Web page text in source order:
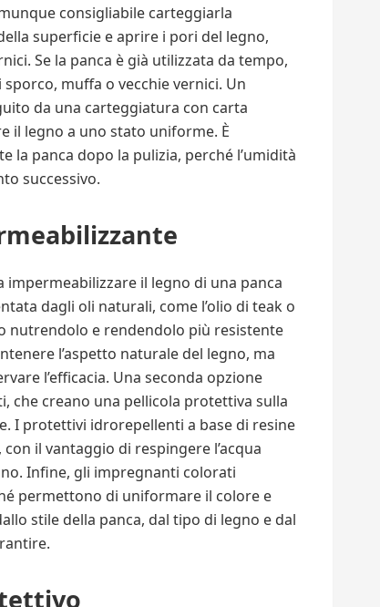
consigliabile carteggiarla
superficie e aprire i pori del legno,
Se la panca è già utilizzata da tempo,
muffa o vecchie vernici. Un
da una carteggiatura con carta
il legno a uno stato uniforme. È
la panca dopo la pulizia, perché l’umidità
successivo.
il legno di una panca
dagli oli naturali, come l’olio di teak o
nutrendolo e rendendolo più resistente
l’aspetto naturale del legno, ma
l’efficacia. Una seconda opzione
che creano una pellicola protettiva sulla
I protettivi idrorepellenti a base di resine
il vantaggio di respingere l’acqua
Infine, gli impregnanti colorati
permettono di uniformare il colore e
stile della panca, dal tipo di legno e dal